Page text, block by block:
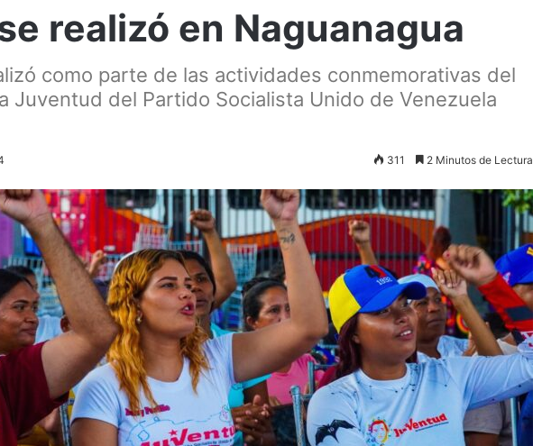
realizó en Naguanagua
como parte de las actividades conmemorativas del
Juventud del Partido Socialista Unido de Venezuela
311 2 Minutos de Lectura